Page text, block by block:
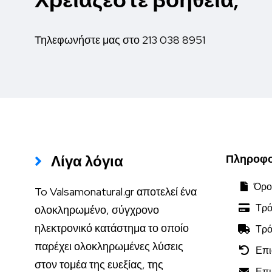
Τηλεφωνήστε μας στο 213 038 8951
Λίγα λόγια
To Valsamonatural.gr αποτελεί ένα
ολοκληρωμένο, σύγχρονο
ηλεκτρονικό κατάστημα το οποίο
παρέχει ολοκληρωμένες λύσεις
στον τομέα της ευεξίας, της